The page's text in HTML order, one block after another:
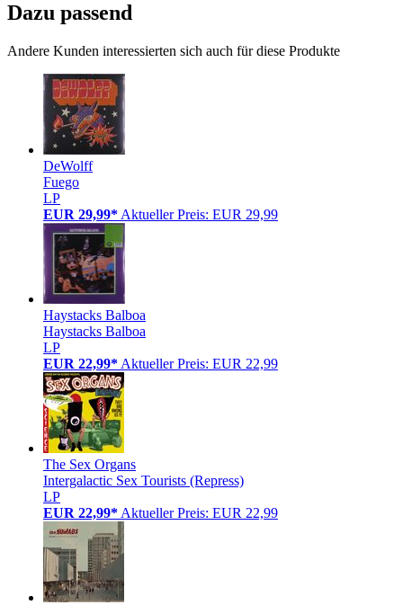
Dazu passend
Andere Kunden interessierten sich auch für diese Produkte
DeWolff
Fuego
LP
EUR 29,99* Aktueller Preis: EUR 29,99
Haystacks Balboa
Haystacks Balboa
LP
EUR 22,99* Aktueller Preis: EUR 22,99
The Sex Organs
Intergalactic Sex Tourists (Repress)
LP
EUR 22,99* Aktueller Preis: EUR 22,99